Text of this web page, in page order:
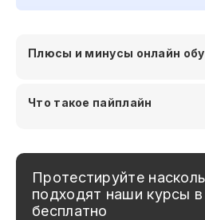
Плюсы и минусы онлайн
Что такое пайплайн
Протестируйте
подходят наши курсы
бесплатно